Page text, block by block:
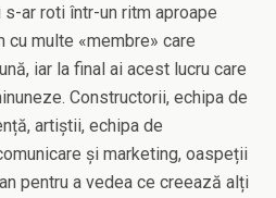
ar roti într-un ritm aproape
cu multe «membre» care
iar la final ai acest lucru care
Constructorii, echipa de
artiștii, echipa de
și marketing, oaspeții
pentru a vedea ce creează alți